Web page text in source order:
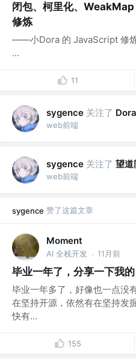
闭包、柯里化、
修炼
——小Dora 的 JavaScript 修
...
11
sygence 关注了
web前端
sygence 关注了 望道
web前端
sygence 赞了这篇文章
Moment
AI 全栈开发 · 11月前
毕业一年了，分享一下我
毕业一年多了，好像也一点没
在坚持开源，依然有在坚持发
快有...
155